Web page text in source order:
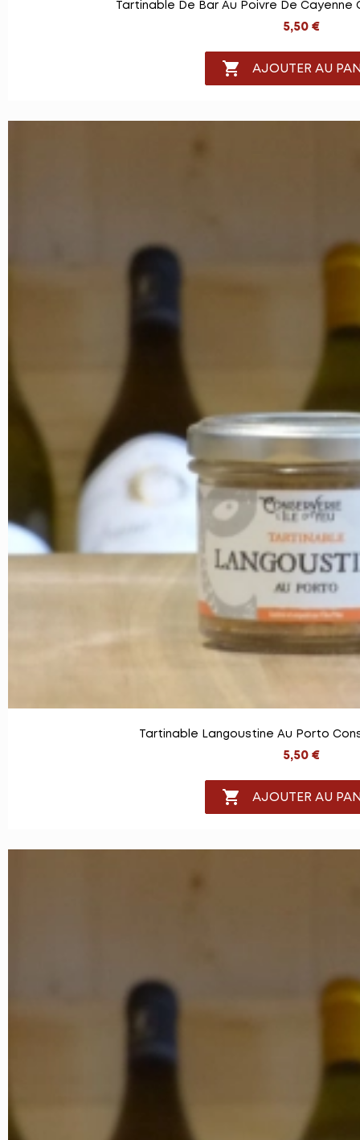
Tartinable De Bar Au Poivre De Cayenne
5,50 €
 AJOUTER AU
Tartinable Langoustine Au Porto
5,50 €
 AJOUTER AU